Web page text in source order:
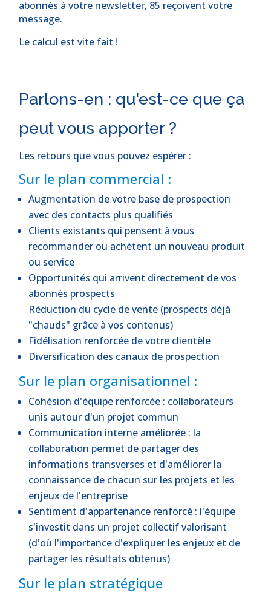
abonnés à votre newsletter, 85 reçoivent votre
message.
Le calcul est vite fait !
Parlons-en : qu'est-ce que ça
peut vous apporter ?
Les retours que vous pouvez espérer :
Sur le plan commercial :
Augmentation de votre base de prospection
avec des contacts plus qualifiés
Clients existants qui pensent à vous
recommander ou achètent un nouveau produit
ou service
Opportunités qui arrivent directement de vos
abonnés prospects
Réduction du cycle de vente (prospects déjà
"chauds" grâce à vos contenus)
Fidélisation renforcée de votre clientèle
Diversification des canaux de prospection
Sur le plan organisationnel :
Cohésion d'équipe renforcée : collaborateurs
unis autour d'un projet commun
Communication interne améliorée : la
collaboration permet de partager des
informations transverses et d'améliorer la
connaissance de chacun sur les projets et les
enjeux de l'entreprise
Sentiment d'appartenance renforcé : l'équipe
s'investit dans un projet collectif valorisant
(d'où l'importance d'expliquer les enjeux et de
partager les résultats obtenus)
Sur le plan stratégique